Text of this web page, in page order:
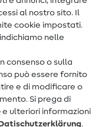
al nostro sito. Il
cookie impostati.
nelle
consenso o sulla
può essere fornito
e di modificare o
Si prega di
e ulteriori informazioni
Dati­schutz­erklärung.